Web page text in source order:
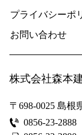
プライバシーポ
お問い合わせ
株式会社森本
〒698-0025 島根
0856-23-2888